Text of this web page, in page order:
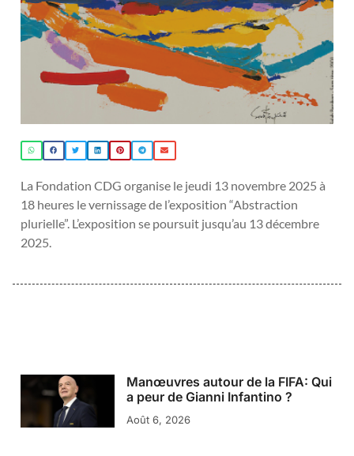
La Fondation CDG organise le jeudi 13 novembre 2025 à
18 heures le vernissage de l’exposition “Abstraction
plurielle”. L’exposition se poursuit jusqu’au 13 décembre
2025.
Manœuvres autour de la FIFA: Qui
a peur de Gianni Infantino ?
Août 6, 2026